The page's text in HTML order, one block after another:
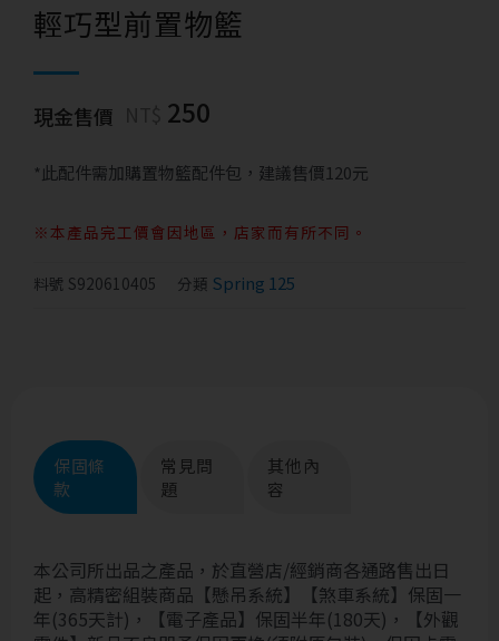
輕巧型前置物籃
現金售價 250
*此配件需加購置物籃配件包，建議售價120元
※本產品完工價會因地區，店家而有所不同。
料號 S920610405 分類 Spring 125
保固條
款
常見問
題
其他內
容
本公司所出品之產品，於直營店/經銷商各通路售出日
起，高精密組裝商品【懸吊系統】【煞車系統】保固一
年(365天計)，【電子產品】保固半年(180天)，【外觀